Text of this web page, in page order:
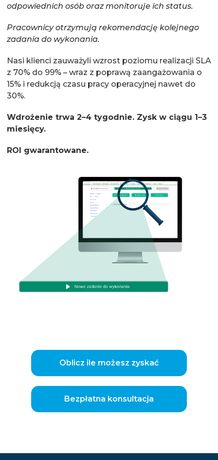
odpowiednich osób oraz monitoruje ich status.
Pracownicy otrzymują rekomendację kolejnego
zadania do wykonania.
Nasi klienci zauważyli wzrost poziomu realizacji SLA
z 70% do 99% – wraz z poprawą zaangażowania o
15% i redukcją czasu pracy operacyjnej nawet do
30%.
Wdrożenie trwa 2–4 tygodnie. Zysk w ciągu 1–3
miesięcy.
ROI gwarantowane.
Oblicz ile możesz zyskać
Bezpłatna konsultacja